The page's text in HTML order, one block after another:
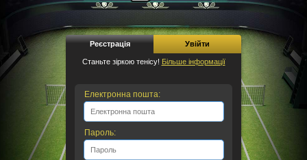
Реєстрація Увійти
Станьте зіркою тенісу! Більше інформації
Електронна пошта:
Пароль: